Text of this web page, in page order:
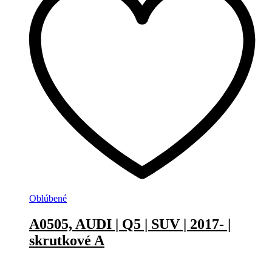
Oblúbené
A0505, AUDI | Q5 | SUV | 2017- |
skrutkové A